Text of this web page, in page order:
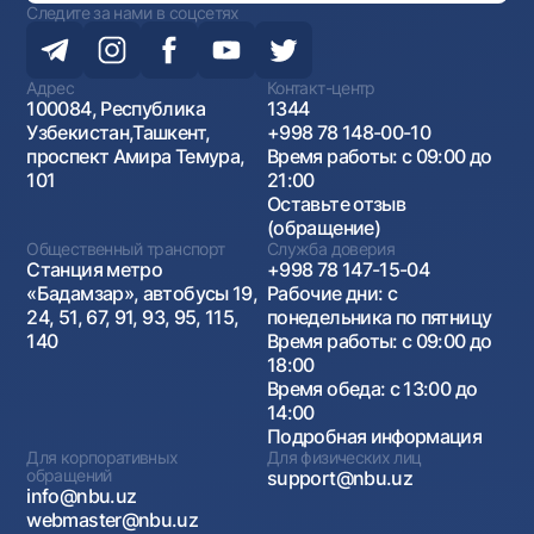
Следите за нами в соцсетях
Адрес
100084, Республика
Узбекистан,Ташкент,
проспект Амира Темура,
101
Контакт-центр
1344
+998 78 148-00-10
Время работы: с 09:00 до
21:00
Оставьте отзыв
(обращение)
Общественный транспорт
Станция метро
«Бадамзар», автобусы 19,
24, 51, 67, 91, 93, 95, 115,
140
Служба доверия
+998 78 147-15-04
Рабочие дни: с
понедельника по пятницу
Время работы: с 09:00 до
18:00
Время обеда: с 13:00 до
14:00
Подробная информация
Для корпоративных
обращений
info@nbu.uz
webmaster@nbu.uz
Для физических лиц
support@nbu.uz